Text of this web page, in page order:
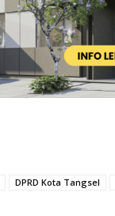
DPRD Kota Tangsel